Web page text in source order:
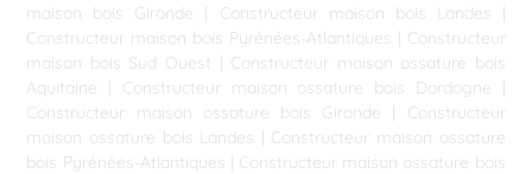
maison bois Gironde | Constructeur maison bois Landes |
Constructeur maison bois Pyrénées-Atlantiques | Constructeur
maison bois Sud Ouest | Constructeur maison ossature bois
Aquitaine | Constructeur maison ossature bois Dordogne |
Constructeur maison ossature bois Gironde | Constructeur
maison ossature bois Landes | Constructeur maison ossature
bois Pyrénées-Atlantiques | Constructeur maison ossature bois